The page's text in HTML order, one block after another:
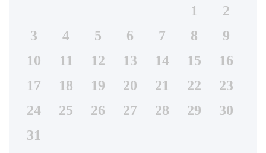
1
2
3
4 5 6 7 8
9
10
11 12 13 14 15
16
17
18 19 20 21 22
23
24
25 26 27 28 29
30
31